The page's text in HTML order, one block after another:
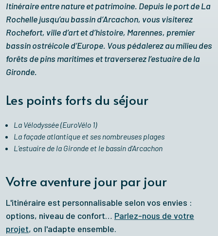
Itinéraire entre nature et patrimoine. Depuis le port de La
Rochelle jusqu’au bassin d’Arcachon, vous visiterez
Rochefort, ville d’art et d’histoire, Marennes, premier
bassin ostréicole d’Europe. Vous pédalerez au milieu des
forêts de pins maritimes et traverserez l’estuaire de la
Gironde.
Les points forts du séjour
La Vélodyssée (EuroVélo 1)
La façade atlantique et ses nombreuses plages
L’estuaire de la Gironde et le bassin d’Arcachon
Votre aventure jour par jour
L'itinéraire est personnalisable selon vos envies :
options, niveau de confort… Parlez-nous de votre
projet, on l'adapte ensemble.